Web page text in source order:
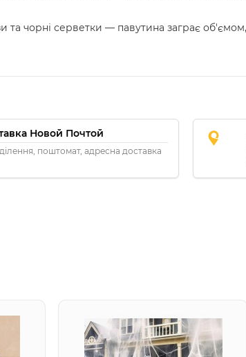
та чорні серветки — павутина заграє
Новой Почтой
поштомат, адресна доставка